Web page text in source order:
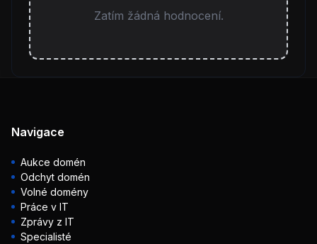
Zatím žádná hodnocení.
Navigace
Aukce domén
Odchyt domén
Volné domény
Práce v IT
Zprávy z IT
Specialisté